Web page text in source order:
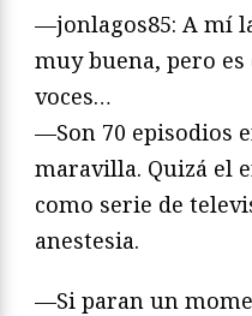
—jonlagos85: A mí
muy buena, pero
voces…
—Son 70 episodios
maravilla. Quizá el
como serie de
anestesia.
—Si paran un